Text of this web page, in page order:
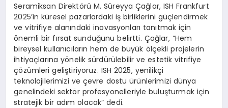
Seramiksan Direktörü M. Süreyya Çağlar, ISH Frankfurt
2025’in küresel pazarlardaki iş birliklerini güçlendirmek
ve vitrifiye alanındaki inovasyonları tanıtmak için
önemli bir fırsat sunduğunu belirtti. Çağlar, “Hem
bireysel kullanıcıların hem de büyük ölçekli projelerin
ihtiyaçlarına yönelik sürdürülebilir ve estetik vitrifiye
çözümleri geliştiriyoruz. ISH 2025, yenilikçi
teknolojilerimizi ve çevre dostu ürünlerimizi dünya
genelindeki sektör profesyonelleriyle buluşturmak için
stratejik bir adım olacak” dedi.